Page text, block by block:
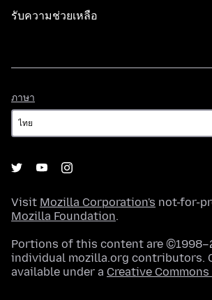
รับความช่วยเหลือ
ภาษา
Visit Mozilla Corporation's not-for-
Mozilla Foundation.
Portions of this content are
individual mozilla.org contributors.
available under a Creative